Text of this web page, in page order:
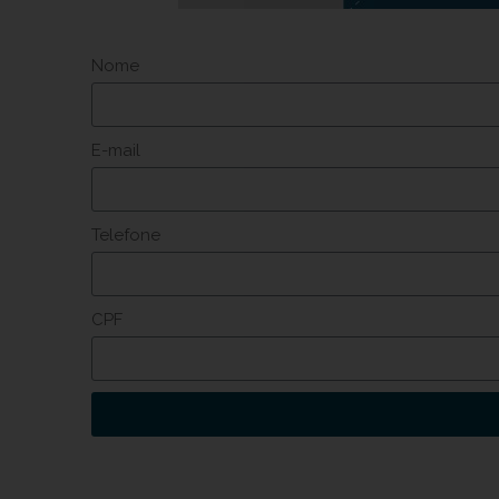
Nome
E-mail
Telefone
CPF